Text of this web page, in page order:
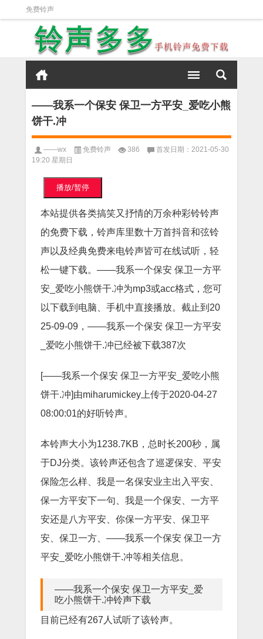
免费铃声
——我系一个保安 保卫一方平安_爱吃小熊
饼干.冲
——wx 免费铃声 386
首发日期：2021-05-30
19:20 星期日
播放/暂停
本站提供各类搞笑又抒情的万余种彩铃铃声
的免费下载，铃声库里数十万首抖音和弦铃
声以及经典免费来电铃声皆可在线试听，轻
松一键下载。——我系一个保安 保卫一方平
安_爱吃小熊饼干.冲为mp3或acc格式，您可
以下载到电脑、手机中直接播放。截止到20
25-09-09，——我系一个保安 保卫一方平安
_爱吃小熊饼干.冲已经被下载387次
[——我系一个保安 保卫一方平安_爱吃小熊
饼干.冲]由miharumickey上传于2020-04-27
08:00:01的好听铃声。
本铃声大小为1238.7KB，总时长200秒，属
于DJ分类。该铃声还包含了巡逻保安、平安
保险怎么样、我是一名保安业主出入平安、
保一方平安下一句、我是一个保安、一方平
安还是八方平安、你保一方平安、保卫平
安、保卫一方、——我系一个保安 保卫一方
平安_爱吃小熊饼干.冲等相关信息。
——我系一个保安 保卫一方平安_爱
吃小熊饼干.冲铃声下载
目前已经有267人试听了该铃声。